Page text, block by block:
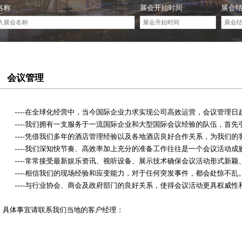
称 展会开始时间 展会
会议管理
----在全球化经营中，当今国际企业力求实现公司高效运营，会议管理日
----我们拥有一支服务于一流国际企业和大型国际会议经验的队伍，首先
----凭借我们多年的酒店管理经验以及各地酒店良好合作关系，为我们的
----我们深知快节奏、高效率加上充分的准备工作往往是一个会议活动成
----常常接受最新娱乐资讯、视听设备、展示技术确保会议活动形式新颖
----相信我们的现场经验和应变能力，对于任何突发事件，都会处惊不乱。
----与行业协会、商会及政府部门的良好关系，使得会议活动更具权威性
具体事宜请联系我们当地的客户经理：